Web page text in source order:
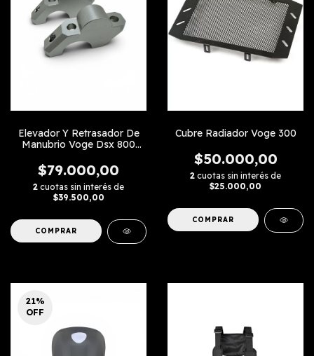
Elevador Y Retrasador De
Manubrio Voge Dsx 800
$79.000,00
2 cuotas sin interés de
$39.500,00
COMPRAR
Cubre Radiador Voge 300
$50.000,00
2 cuotas sin interés de
$25.000,00
21%
OFF